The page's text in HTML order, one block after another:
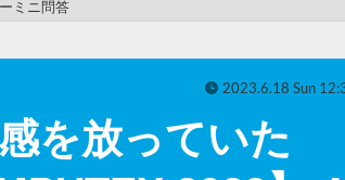
ミニ問答
を放っていた
2023.6.18 Sun